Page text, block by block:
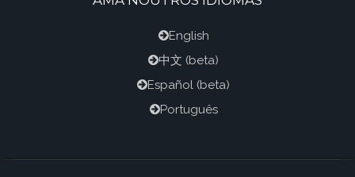
English
中文 (beta)
Español (beta)
Português